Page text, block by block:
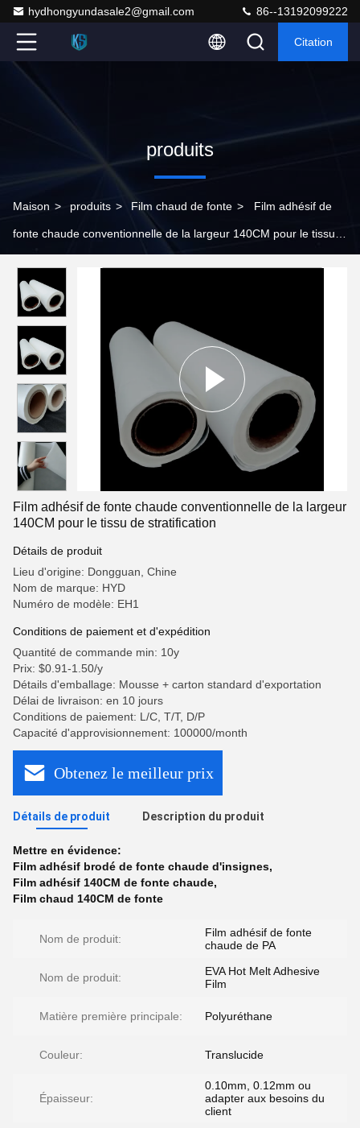
hydhongyundasale2@gmail.com 86--13192099222
Citation
produits
Maison > produits > Film chaud de fonte > Film adhésif de
fonte chaude conventionnelle de la largeur 140CM pour le tissu
Film adhésif de fonte chaude conventionnelle de la largeur
140CM pour le tissu de stratification
Détails de produit
Lieu d'origine: Dongguan, Chine
Nom de marque: HYD
Numéro de modèle: EH1
Conditions de paiement et d'expédition
Quantité de commande min: 10y
Prix: $0.91-1.50/y
Détails d'emballage: Mousse + carton standard d'exportation
Délai de livraison: en 10 jours
Conditions de paiement: L/C, T/T, D/P
Capacité d'approvisionnement: 100000/month
Obtenez le meilleur prix
Détails de produit Description du produit
Mettre en évidence:
Film adhésif brodé de fonte chaude d'insignes,
Film adhésif 140CM de fonte chaude,
Film chaud 140CM de fonte
Nom de produit:
Film adhésif de fonte
chaude de PA
Nom de produit:
EVA Hot Melt Adhesive
Film
Matière première principale: Polyuréthane
Couleur: Translucide
Épaisseur:
0.10mm, 0.12mm ou
adapter aux besoins du
client